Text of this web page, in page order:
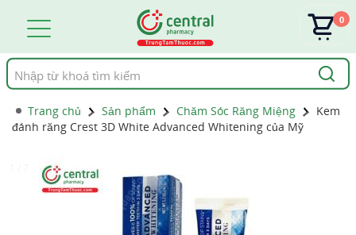
Tìm
kiếm
0
Trang chủ Sản phẩm Chăm Sóc Răng Miệng
Kem
đánh răng Crest 3D White Advanced Whitening của Mỹ